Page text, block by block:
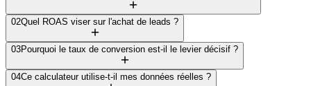
02Quel ROAS viser sur l'achat de leads ?
03Pourquoi le taux de conversion est-il le levier décisif ?
04Ce calculateur utilise-t-il mes données réelles ?